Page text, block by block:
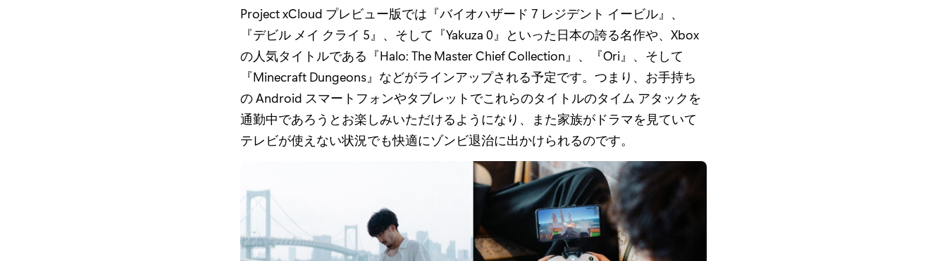
Project xCloud プレビュー版では『バイオハザード 7 レジデント イービル』、
『デビル メイ クライ 5』、そして『Yakuza 0』といった日本の誇る名作や、Xbox
の人気タイトルである『Halo: The Master Chief Collection』、『Ori』、そして
『Minecraft Dungeons』などがラインアップされる予定です。つまり、お手持ち
の Android スマートフォンやタブレットでこれらのタイトルのタイム アタックを
通勤中であろうとお楽しみいただけるようになり、また家族がドラマを見ていて
テレビが使えない状況でも快適にゾンビ退治に出かけられるのです。